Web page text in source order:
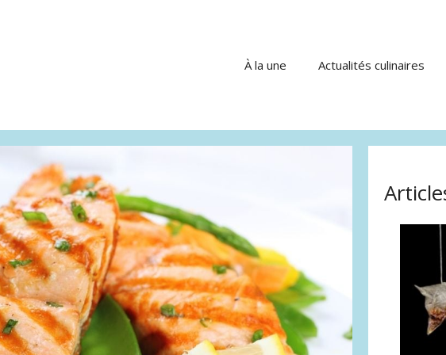
À la une Actualités culinaires